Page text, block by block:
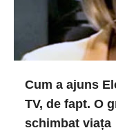
Cum a ajuns
TV, de fapt. O
schimbat viața